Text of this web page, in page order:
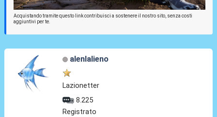
Acquistando tramite questo link contribuisci a sostenere il nostro sito, senza costi
aggiuntivi per te.
alenlalieno
Lazionetter
8.225
Registrato